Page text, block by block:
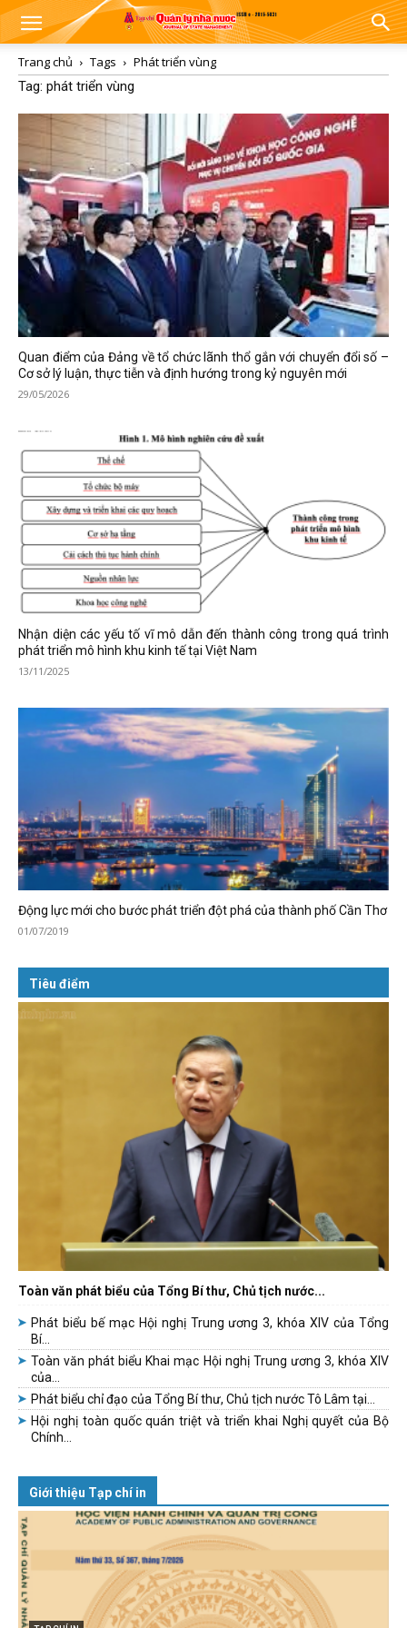
Trang chủ Tags
Phát triển vùng
Tag: phát triển vùng
Quan điểm của Đảng về tổ chức lãnh thổ gắn với chuyển đổi số –
Cơ sở lý luận, thực tiễn và định hướng trong kỷ nguyên mới
29/05/2026
Nhận diện các yếu tố vĩ mô dẫn đến thành công trong quá trình
phát triển mô hình khu kinh tế tại Việt Nam
13/11/2025
Động lực mới cho bước phát triển đột phá của thành phố Cần Thơ
01/07/2019
Tiêu điểm
Toàn văn phát biểu của Tổng Bí thư, Chủ tịch nước...
Phát biểu bế mạc Hội nghị Trung ương 3, khóa XIV của Tổng
Bí...
Toàn văn phát biểu Khai mạc Hội nghị Trung ương 3, khóa XIV
của...
Phát biểu chỉ đạo của Tổng Bí thư, Chủ tịch nước Tô Lâm tại...
Hội nghị toàn quốc quán triệt và triển khai Nghị quyết của Bộ
Chính...
Giới thiệu Tạp chí in